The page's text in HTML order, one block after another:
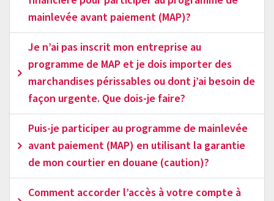
mainlevée avant paiement (MAP)?
Je n’ai pas inscrit mon entreprise au
programme de MAP et je dois importer des
marchandises périssables ou dont j’ai besoin de
façon urgente. Que dois-je faire?
Puis-je participer au programme de mainlevée
avant paiement (MAP) en utilisant la garantie
de mon courtier en douane (caution)?
Comment accorder l’accès à votre compte à